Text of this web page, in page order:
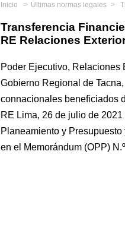
Inicio Últimas normas legales
Transferencia
RE Relaciones
Poder Ejecutivo, Relaciones
Gobierno Regional de
connacionales beneficiados
RE Lima, 26 de julio de
Planeamiento y
en el Memorándum (OPP)